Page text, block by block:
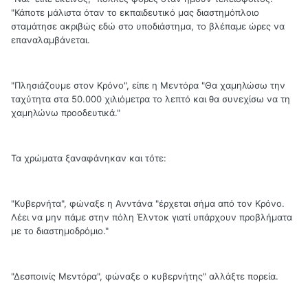
"Κάποτε μάλιστα όταν το εκπαιδευτικό μας διαστημόπλοιο
σταμάτησε ακριβώς εδώ στο υποδιάστημα, το βλέπαμε ώρες να
επαναλαμβάνεται.
"Πλησιάζουμε στον Κρόνο", είπε η Μεντόρα "Θα χαμηλώσω την
ταχύτητα στα 50.000 χιλιόμετρα το λεπτό και θα συνεχίσω να τη
χαμηλώνω προοδευτικά."
Τα χρώματα ξαναφάνηκαν και τότε:
"Κυβερνήτα", φώναξε η Ανντάνα "έρχεται σήμα από τον Κρόνο.
Λέει να μην πάμε στην πόλη Έλντοκ γιατί υπάρχουν προβλήματα
με το διαστημοδρόμιο."
"Δεσποινίς Μεντόρα", φώναξε ο κυβερνήτης" αλλάξτε πορεία.